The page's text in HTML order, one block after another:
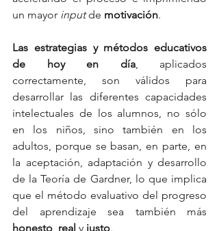
un mayor input de motivación.
Las estrategias y métodos educativos
de hoy en día, aplicados
correctamente, son válidos para
desarrollar las diferentes capacidades
intelectuales de los alumnos, no sólo
en los niños, sino también en los
adultos, porque se basan, en parte, en
la aceptación, adaptación y desarrollo
de la Teoría de Gardner, lo que implica
que el método evaluativo del progreso
honesto, real y justo.